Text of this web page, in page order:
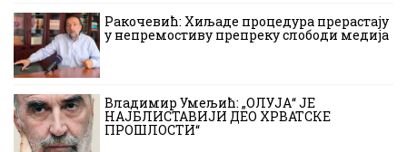
Ракочевић: Хиљаде процедура прерастају
у непремостиву препреку слободи медија
Владимир Умељић: „ОЛУЈА“ ЈЕ
НАЈБЛИСТАВИЈИ ДЕО ХРВАТСКЕ
ПРОШЛОСТИ“